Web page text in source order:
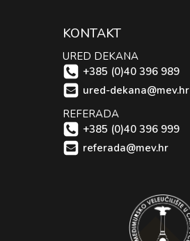
KONTAKT
URED DEKANA
+385 (0)40 396 989
ured-dekana@mev.hr
REFERADA
+385 (0)40 396 999
referada@mev.hr